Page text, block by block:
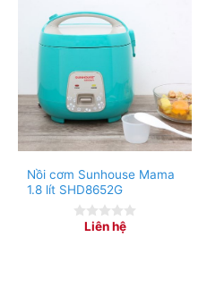
Nồi cơm Sunhouse Mama
1.8 lít SHD8652G
Liên hệ